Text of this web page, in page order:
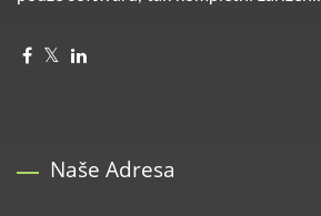
Naše Adresa